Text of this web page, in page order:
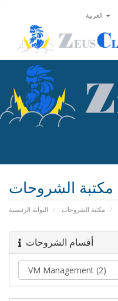
مكتبة الشروحات
البوابة الرئيسية مكتبة الشروحات
أقسام الشروحات